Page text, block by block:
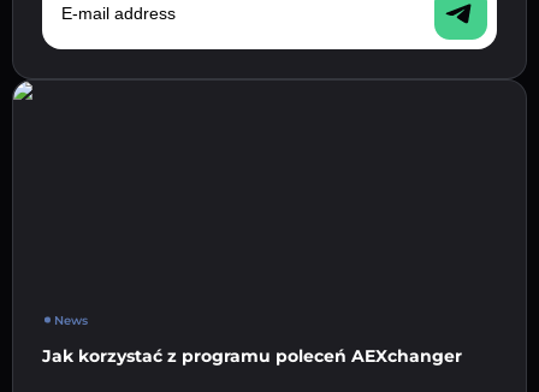
News
Jak korzystać z programu poleceń AEXchanger